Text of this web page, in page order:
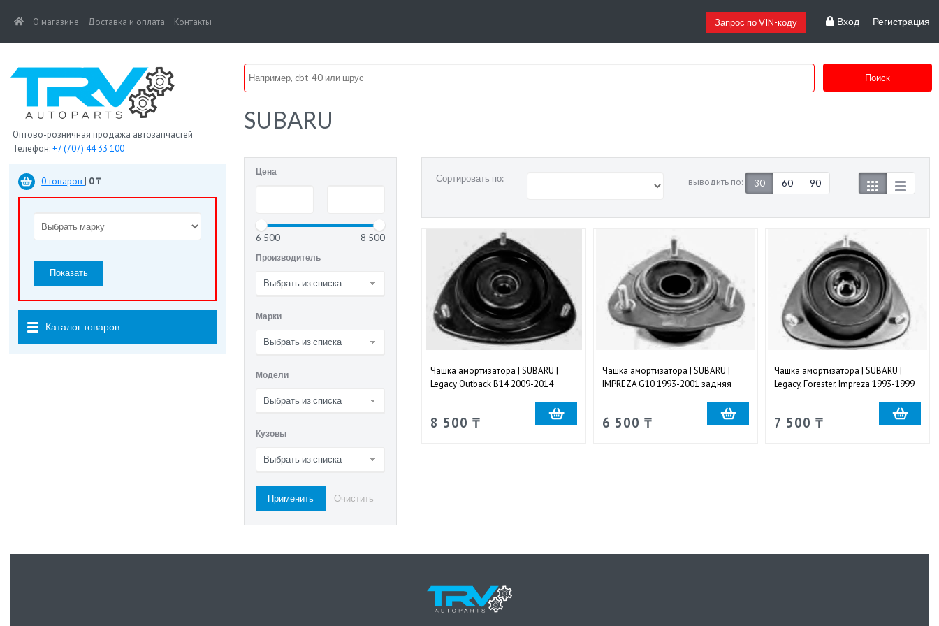
(current)
О магазине Доставка и оплата Контакты Запрос по VIN-коду Вход Регистрация
Оптово-розничная продажа автозапчастей
Телефон:+7 (707) 44 33 100
0 товаров | 0 ₸
Показать
Каталог товаров
Поиск
SUBARU
Цена
—
6 500 8 500
Производитель
Выбрать из списка
Марки
Выбрать из списка
Модели
Выбрать из списка
Кузовы
Выбрать из списка
Сортировать по: выводить по: 30 60 90
Чашка амортизатора | SUBARU |
Legacy Outback B14 2009-2014
8 500 ₸
Чашка амортизатора | SUBARU |
IMPREZA G10 1993-2001 задняя
6 500 ₸
Чашка амортизатора | SUBARU |
Legacy, Forester, Impreza 1993-1999
7 500 ₸